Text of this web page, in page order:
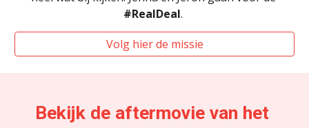
#RealDeal.
Volg hier de missie
Bekijk de aftermovie van het